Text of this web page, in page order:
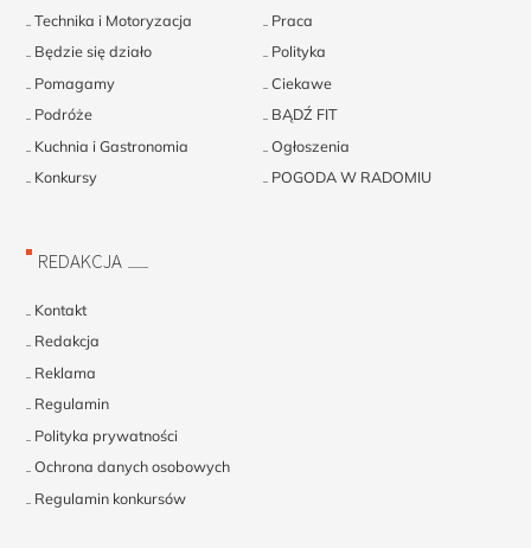
Technika i Motoryzacja
Praca
Będzie się działo
Polityka
Pomagamy
Ciekawe
Podróże
BĄDŹ FIT
Kuchnia i Gastronomia
Ogłoszenia
Konkursy
POGODA W RADOMIU
REDAKCJA
Kontakt
Redakcja
Reklama
Regulamin
Polityka prywatności
Ochrona danych osobowych
Regulamin konkursów